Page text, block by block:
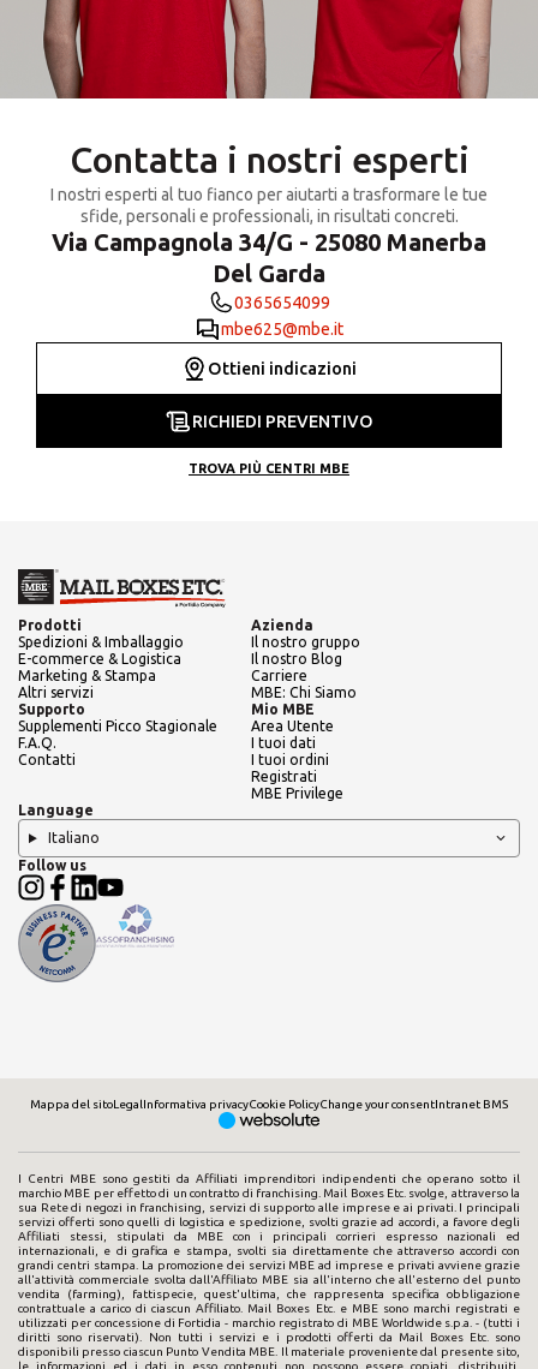
Contatta i nostri esperti
I nostri esperti al tuo fianco per aiutarti a trasformare le tue
sfide, personali e professionali, in risultati concreti.
Via Campagnola 34/G - 25080 Manerba
Del Garda
0365654099
mbe625@mbe.it
Ottieni indicazioni
RICHIEDI PREVENTIVO
TROVA PIÙ CENTRI MBE
Prodotti
Spedizioni & Imballaggio
E-commerce & Logistica
Marketing & Stampa
Altri servizi
Azienda
Il nostro gruppo
Il nostro Blog
Carriere
MBE: Chi Siamo
Supporto
Supplementi Picco Stagionale
F.A.Q.
Contatti
Mio MBE
Area Utente
I tuoi dati
I tuoi ordini
Registrati
MBE Privilege
Language
Italiano
Follow us
Mappa del sitoLegalInformativa privacyCookie PolicyChange your consentIntranet BMS
I Centri MBE sono gestiti da Affiliati imprenditori indipendenti che operano sotto il
marchio MBE per effetto di un contratto di franchising. Mail Boxes Etc. svolge, attraverso la
sua Rete di negozi in franchising, servizi di supporto alle imprese e ai privati. I principali
servizi offerti sono quelli di logistica e spedizione, svolti grazie ad accordi, a favore degli
Affiliati stessi, stipulati da MBE con i principali corrieri espresso nazionali ed
internazionali, e di grafica e stampa, svolti sia direttamente che attraverso accordi con
grandi centri stampa. La promozione dei servizi MBE ad imprese e privati avviene grazie
all'attività commerciale svolta dall'Affiliato MBE sia all'interno che all'esterno del punto
vendita (farming), fattispecie, quest'ultima, che rappresenta specifica obbligazione
contrattuale a carico di ciascun Affiliato. Mail Boxes Etc. e MBE sono marchi registrati e
utilizzati per concessione di Fortidia - marchio registrato di MBE Worldwide s.p.a. - (tutti i
diritti sono riservati). Non tutti i servizi e i prodotti offerti da Mail Boxes Etc. sono
disponibili presso ciascun Punto Vendita MBE. Il materiale proveniente dal presente sito,
le informazioni ed i dati in esso contenuti non possono essere copiati, distribuiti,